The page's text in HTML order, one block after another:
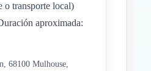
o transporte local)
aproximada:
68100 Mulhouse,